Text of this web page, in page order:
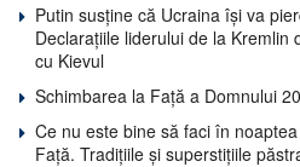
Putin susține că Ucraina își va
Declarațiile liderului de la Kremlin
cu Kievul
Schimbarea la Față a Domnului
Ce nu este bine să faci în
Față. Tradițiile și superstițiile